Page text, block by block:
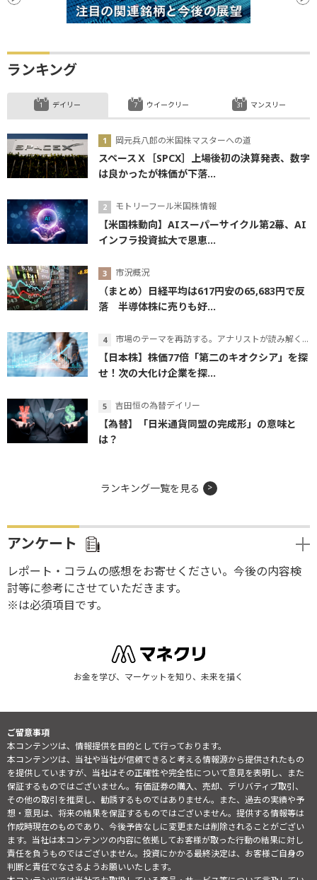
ランキング
デイリー
岡元兵八郎の米国株マスターへの道
スペースＸ［SPCX］上場後初の決算発表、数字
は良かったが株価が下落...
モトリーフール米国株情報
【米国株動向】AIスーパーサイクル第2幕、AI
インフラ投資拡大で恩恵...
市況概況
（まとめ）日経平均は617円安の65,683円で反
落 半導体株に売りも好...
市場のテーマを再訪する。アナリストが読み解くテーマの本質
【日本株】株価77倍「第二のキオクシア」を探
せ！次の大化け企業を探...
吉田恒の為替デイリー
【為替】「日米通貨同盟の完成形」の意味と
は？
ウイークリー マンスリー
ランキング一覧を見る
アンケート
レポート・コラムの感想をお寄せください。今後の内容検
討等に参考にさせていただきます。
※は必須項目です。
お金を学び、マーケットを知り、未来を描く
ご留意事項
本コンテンツは、情報提供を目的として行っております。
本コンテンツは、当社や当社が信頼できると考える情報源から提供されたもの
を提供していますが、当社はその正確性や完全性について意見を表明し、また
保証するものではございません。有価証券の購入、売却、デリバティブ取引、
その他の取引を推奨し、勧誘するものではありません。また、過去の実績や予
想・意見は、将来の結果を保証するものではございません。提供する情報等は
作成時現在のものであり、今後予告なしに変更または削除されることがござい
ます。当社は本コンテンツの内容に依拠してお客様が取った行動の結果に対し
責任を負うものではございません。投資にかかる最終決定は、お客様ご自身の
判断と責任でなさるようお願いいたします。